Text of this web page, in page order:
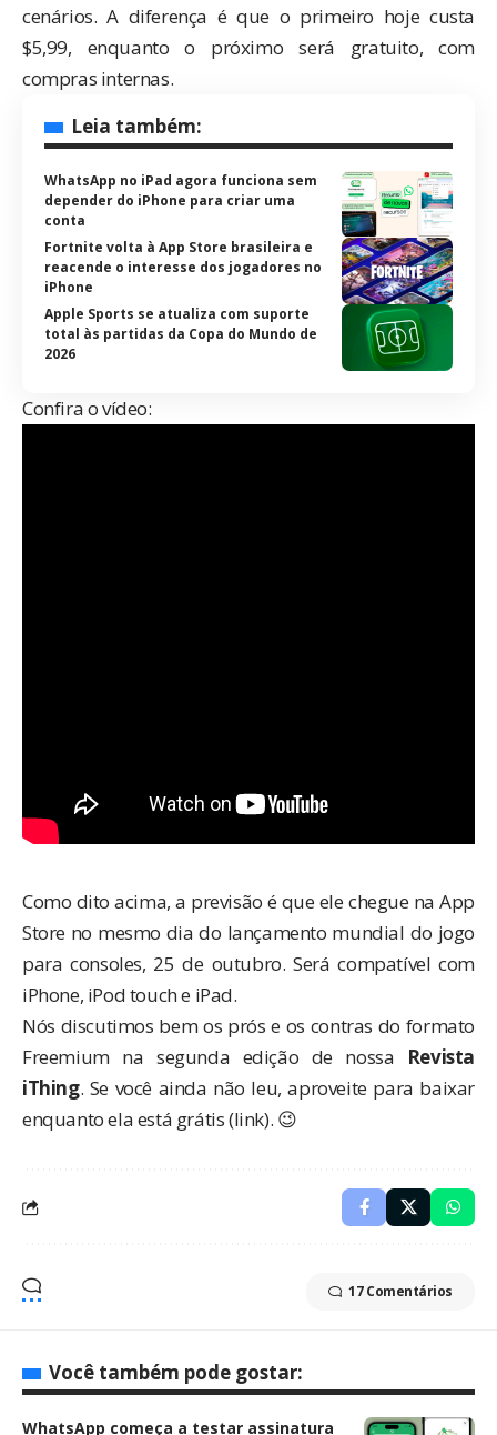
cenários. A diferença é que o primeiro hoje custa
$5,99, enquanto o próximo será gratuito, com
compras internas.
Leia também:
WhatsApp no iPad agora funciona sem
depender do iPhone para criar uma
conta
Fortnite volta à App Store brasileira e
reacende o interesse dos jogadores no
iPhone
Apple Sports se atualiza com suporte
total às partidas da Copa do Mundo de
2026
Confira o vídeo:
Como dito acima, a previsão é que ele chegue na App
Store no mesmo dia do lançamento mundial do jogo
para consoles, 25 de outubro. Será compatível com
iPhone, iPod touch e iPad.
Nós discutimos bem os prós e os contras do formato
Freemium na segunda edição de nossa Revista
iThing. Se você ainda não leu, aproveite para baixar
enquanto ela está grátis (link). 😉
17 Comentários
Você também pode gostar:
WhatsApp começa a testar assinatura